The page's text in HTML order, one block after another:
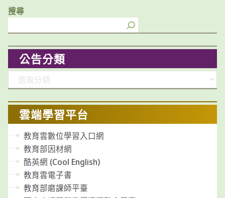
搜尋
公告分類
類
雲端學習平台
教育雲數位學習入口網
教育部因材網
酷英網 (Cool English)
教育雲電子書
教育部磨課師平臺